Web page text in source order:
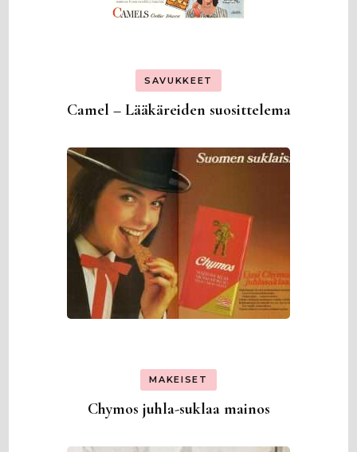
SAVUKKEET
Camel – Lääkäreiden suosittelema
MAKEISET
Chymos juhla-suklaa mainos